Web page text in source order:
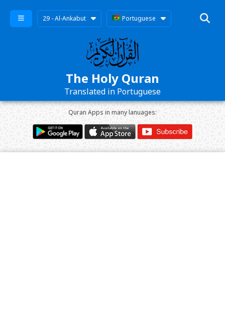
29 - Al-Ankabut Portuguese
The Holy Quran
Translated in Portuguese
Quran Apps in many lanuages: